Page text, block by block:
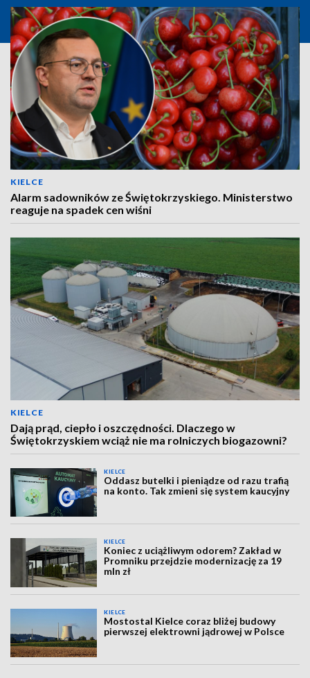
KIELCE
Alarm sadowników ze Świętokrzyskiego. Ministerstwo
reaguje na spadek cen wiśni
KIELCE
Dają prąd, ciepło i oszczędności. Dlaczego w
Świętokrzyskiem wciąż nie ma rolniczych biogazowni?
KIELCE
Oddasz butelki i pieniądze od razu trafią
na konto. Tak zmieni się system kaucyjny
KIELCE
Koniec z uciążliwym odorem? Zakład w
Promniku przejdzie modernizację za 19
mln zł
KIELCE
Mostostal Kielce coraz bliżej budowy
pierwszej elektrowni jądrowej w Polsce